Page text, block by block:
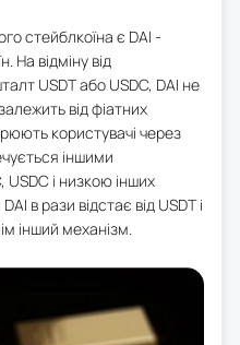
стейблкоїна є DAI -
На відміну від
USDT або USDC, DAI не
від фіатних
користувачі через
іншими
і низкою інших
в рази відстає від USDT і
інший механізм.